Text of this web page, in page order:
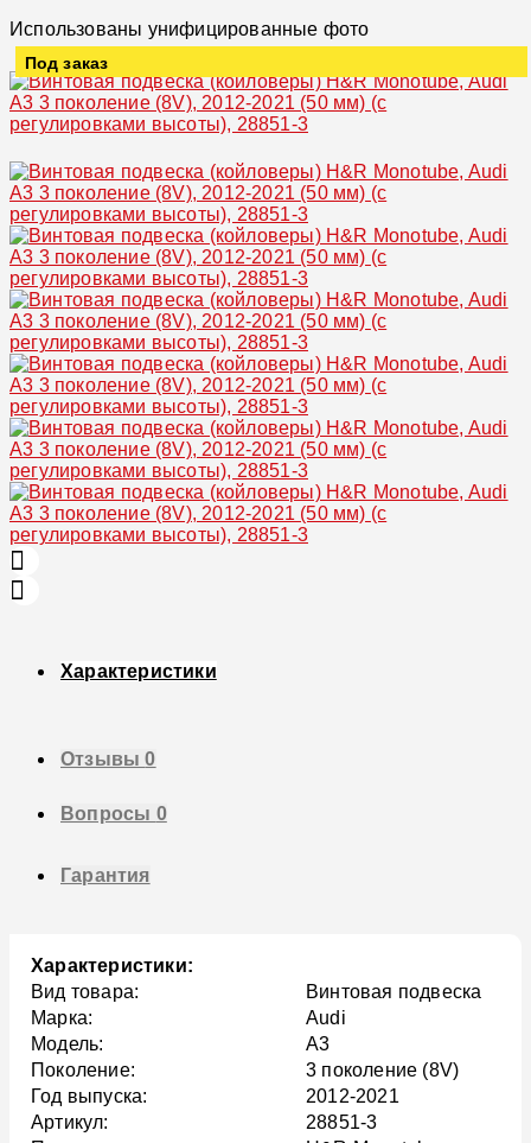
Использованы унифицированные фото
Под заказ
Характеристики
Отзывы0
Вопросы 0
Гарантия
Характеристики:
Вид товара:
Винтовая подвеска
Марка:
Audi
Модель:
A3
Поколение:
3 поколение (8V)
Год выпуска:
2012-2021
Артикул:
28851-3